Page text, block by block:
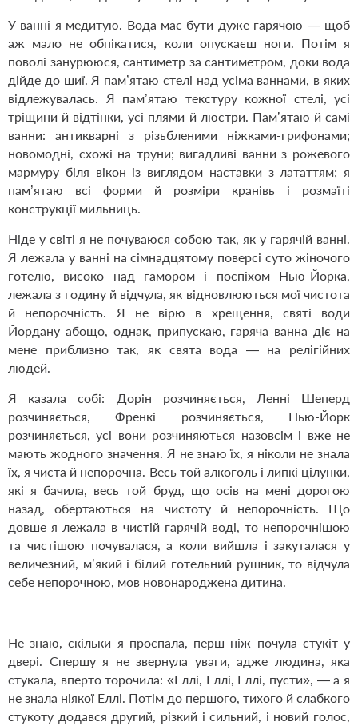
У ванні я медитую. Вода має бути дуже гарячою — щоб
аж мало не обпікатися, коли опускаєш ноги. Потім я
поволі занурююся, сантиметр за сантиметром, доки вода
дійде до шиї. Я пам’ятаю стелі над усіма ваннами, в яких
відлежувалась. Я пам’ятаю текстуру кожної стелі, усі
тріщини й відтінки, усі плями й люстри. Пам’ятаю й самі
ванни: антикварні з різьбленими ніжками-грифонами;
новомодні, схожі на труни; вигадливі ванни з рожевого
мармуру біля вікон із виглядом наставки з лататтям; я
пам’ятаю всі форми й розміри кранівь і розмаїті
конструкції мильниць.
Ніде у світі я не почуваюся собою так, як у гарячій ванні.
Я лежала у ванні на сімнадцятому поверсі суто жіночого
готелю, високо над гамором і поспіхом Нью-Йорка,
лежала з годину й відчула, як відновлюються мої чистота
й непорочність. Я не вірю в хрещення, святі води
Йордану абощо, однак, припускаю, гаряча ванна діє на
мене приблизно так, як свята вода — на релігійних
людей.
Я казала собі: Дорін розчиняється, Ленні Шеперд
розчиняється, Френкі розчиняється, Нью-Йорк
розчиняється, усі вони розчиняються назовсім і вже не
мають жодного значення. Я не знаю їх, я ніколи не знала
їх, я чиста й непорочна. Весь той алкоголь і липкі цілунки,
які я бачила, весь той бруд, що осів на мені дорогою
назад, обертаються на чистоту й непорочність. Що
довше я лежала в чистій гарячій воді, то непорочнішою
та чистішою почувалася, а коли вийшла і закуталася у
величезний, м’який і білий готельний рушник, то відчула
себе непорочною, мов новонароджена дитина.
Не знаю, скільки я проспала, перш ніж почула стукіт у
двері. Спершу я не звернула уваги, адже людина, яка
стукала, вперто торочила: «Еллі, Еллі, Еллі, пусти», — а я
не знала ніякої Еллі. Потім до першого, тихого й слабкого
стукоту додався другий, різкий і сильний, і новий голос,